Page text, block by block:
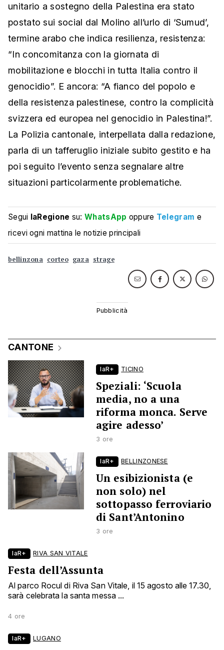
unitario a sostegno della Palestina era stato
postato sui social dal Molino all’urlo di ‘Sumud’,
termine arabo che indica resilienza, resistenza:
“In concomitanza con la giornata di
mobilitazione e blocchi in tutta Italia contro il
genocidio”. E ancora: “A fianco del popolo e
della resistenza palestinese, contro la complicità
svizzera ed europea nel genocidio in Palestina!”.
La Polizia cantonale, interpellata dalla redazione,
parla di un tafferuglio iniziale subito gestito e ha
poi seguito l’evento senza segnalare altre
situazioni particolarmente problematiche.
Segui laRegione su:WhatsApp oppure Telegram e
ricevi ogni mattina le notizie principali
bellinzona corteo gaza strage
CANTONE
laR+ TICINO
Speziali: ‘Scuola
media, no a una
riforma monca. Serve
agire adesso’
3 ore
laR+ BELLINZONESE
Un esibizionista (e
non solo) nel
sottopasso ferroviario
di Sant’Antonino
3 ore
laR+ RIVA SAN VITALE
Festa dell’Assunta
Al parco Rocul di Riva San Vitale, il 15 agosto alle 17.30,
sarà celebrata la santa messa ...
4 ore
laR+ LUGANO